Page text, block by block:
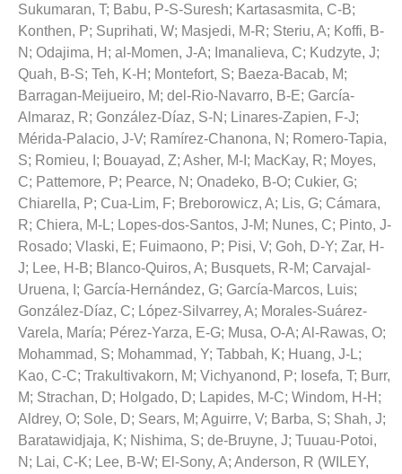
Sukumaran, T; Babu, P-S-Suresh; Kartasasmita, C-B;
Konthen, P; Suprihati, W; Masjedi, M-R; Steriu, A; Koffi, B-
N ; Odajima, H ; al-Momen, J-A; Imanalieva, C; Kudzyte, J;
Quah, B-S; Teh, K-H ; Montefort, S; Baeza-Bacab, M;
Barragan-Meijueiro, M; del-Rio-Navarro, B-E; García-
Almaraz, R; González-Díaz, S-N ; Linares-Zapien, F-J;
Mérida-Palacio, J-V; Ramírez-Chanona, N ; Romero-Tapia,
S; Romieu, I ; Bouayad, Z; Asher, M-I ; MacKay, R; Moyes,
C; Pattemore, P; Pearce, N ; Onadeko, B-O; Cukier, G;
Chiarella, P; Cua-Lim, F; Breborowicz, A; Lis, G; Cámara,
R; Chiera, M-L; Lopes-dos-Santos, J-M; Nunes, C; Pinto, J-
Rosado; Vlaski, E; Fuimaono, P; Pisi, V; Goh, D-Y; Zar, H-
J; Lee, H-B; Blanco-Quiros, A; Busquets, R-M; Carvajal-
Uruena, I ; García-Hernández, G; García-Marcos, Luis;
González-Díaz, C; López-Silvarrey, A; Morales-Suárez-
Varela, María; Pérez-Yarza, E-G; Musa, O-A; Al-Rawas, O;
Mohammad, S; Mohammad, Y; Tabbah, K; Huang, J-L;
Kao, C-C; Trakultivakorn, M; Vichyanond, P; Iosefa, T; Burr,
M; Strachan, D; Holgado, D; Lapides, M-C; Windom, H-H ;
Aldrey, O; Sole, D; Sears, M; Aguirre, V; Barba, S; Shah, J;
Baratawidjaja, K; Nishima, S; de-Bruyne, J; Tuuau-Potoi,
N ; Lai, C-K; Lee, B-W; El-Sony, A; Anderson, R (WILEY,